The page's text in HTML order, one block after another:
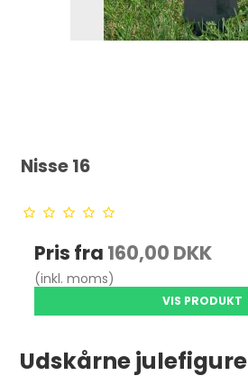
Nisse 16
Pris fra 160,00 DKK
(inkl. moms)
VIS PRODUKT
Udskårne